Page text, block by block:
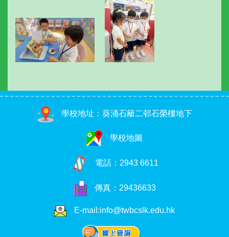
學校地址：葵涌石籬二邨石榮樓地下
學校地圖
電話： 2943 6611
傳真：29436633
E-mail:info@twbcslk.edu.hk